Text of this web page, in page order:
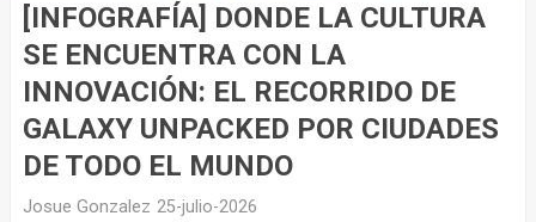
[INFOGRAFÍA] DONDE LA CULTURA
SE ENCUENTRA CON LA
INNOVACIÓN: EL RECORRIDO DE
GALAXY UNPACKED POR CIUDADES
DE TODO EL MUNDO
Josue Gonzalez 25-julio-2026